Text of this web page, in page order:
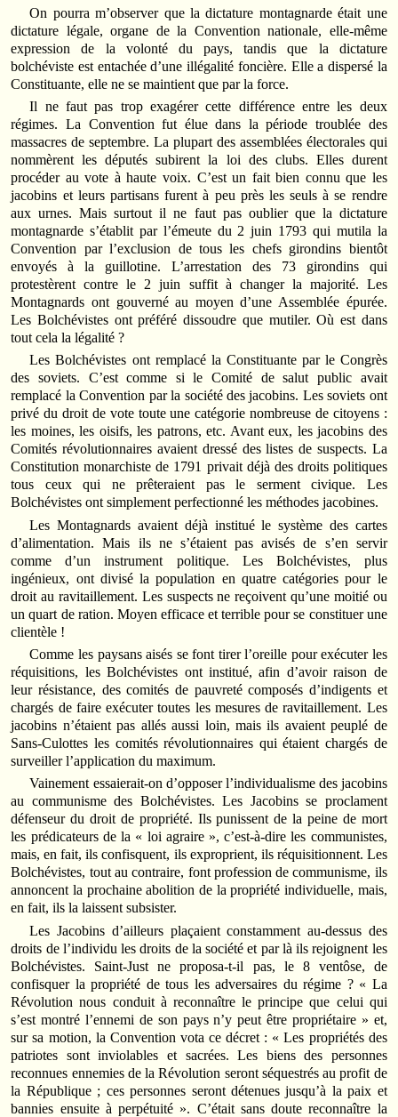
On pourra m’observer que la dictature montagnarde était une
dictature légale, organe de la Convention nationale, elle-même
expression de la volonté du pays, tandis que la dictature
bolchéviste est entachée d’une illégalité foncière. Elle a dispersé la
Constituante, elle ne se maintient que par la force.
Il ne faut pas trop exagérer cette différence entre les deux
régimes. La Convention fut élue dans la période troublée des
massacres de septembre. La plupart des assemblées électorales qui
nommèrent les députés subirent la loi des clubs. Elles durent
procéder au vote à haute voix. C’est un fait bien connu que les
jacobins et leurs partisans furent à peu près les seuls à se rendre
aux urnes. Mais surtout il ne faut pas oublier que la dictature
montagnarde s’établit par l’émeute du 2 juin 1793 qui mutila la
Convention par l’exclusion de tous les chefs girondins bientôt
envoyés à la guillotine. L’arrestation des 73 girondins qui
protestèrent contre le 2 juin suffit à changer la majorité. Les
Montagnards ont gouverné au moyen d’une Assemblée épurée.
Les Bolchévistes ont préféré dissoudre que mutiler. Où est dans
tout cela la légalité ?
Les Bolchévistes ont remplacé la Constituante par le Congrès
des soviets. C’est comme si le Comité de salut public avait
remplacé la Convention par la société des jacobins. Les soviets ont
privé du droit de vote toute une catégorie nombreuse de citoyens :
les moines, les oisifs, les patrons, etc. Avant eux, les jacobins des
Comités révolutionnaires avaient dressé des listes de suspects. La
Constitution monarchiste de 1791 privait déjà des droits politiques
tous ceux qui ne prêteraient pas le serment civique. Les
Bolchévistes ont simplement perfectionné les méthodes jacobines.
Les Montagnards avaient déjà institué le système des cartes
d’alimentation. Mais ils ne s’étaient pas avisés de s’en servir
comme d’un instrument politique. Les Bolchévistes, plus
ingénieux, ont divisé la population en quatre catégories pour le
droit au ravitaillement. Les suspects ne reçoivent qu’une moitié ou
un quart de ration. Moyen efficace et terrible pour se constituer une
clientèle !
Comme les paysans aisés se font tirer l’oreille pour exécuter les
réquisitions, les Bolchévistes ont institué, afin d’avoir raison de
leur résistance, des comités de pauvreté composés d’indigents et
chargés de faire exécuter toutes les mesures de ravitaillement. Les
jacobins n’étaient pas allés aussi loin, mais ils avaient peuplé de
Sans-Culottes les comités révolutionnaires qui étaient chargés de
surveiller l’application du maximum.
Vainement essaierait-on d’opposer l’individualisme des jacobins
au communisme des Bolchévistes. Les Jacobins se proclament
défenseur du droit de propriété. Ils punissent de la peine de mort
les prédicateurs de la « loi agraire », c’est-à-dire les communistes,
mais, en fait, ils confisquent, ils exproprient, ils réquisitionnent. Les
Bolchévistes, tout au contraire, font profession de communisme, ils
annoncent la prochaine abolition de la propriété individuelle, mais,
en fait, ils la laissent subsister.
Les Jacobins d’ailleurs plaçaient constamment au-dessus des
droits de l’individu les droits de la société et par là ils rejoignent les
Bolchévistes. Saint-Just ne proposa-t-il pas, le 8 ventôse, de
confisquer la propriété de tous les adversaires du régime ? « La
Révolution nous conduit à reconnaître le principe que celui qui
s’est montré l’ennemi de son pays n’y peut être propriétaire » et,
sur sa motion, la Convention vota ce décret : « Les propriétés des
patriotes sont inviolables et sacrées. Les biens des personnes
reconnues ennemies de la Révolution seront séquestrés au profit de
la République ; ces personnes seront détenues jusqu’à la paix et
bannies ensuite à perpétuité ». C’était sans doute reconnaître la